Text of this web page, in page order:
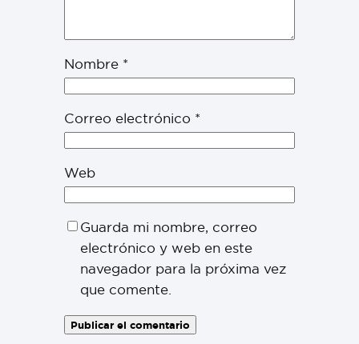
Nombre *
Correo electrónico *
Web
Guarda mi nombre, correo
electrónico y web en este
navegador para la próxima vez
que comente.